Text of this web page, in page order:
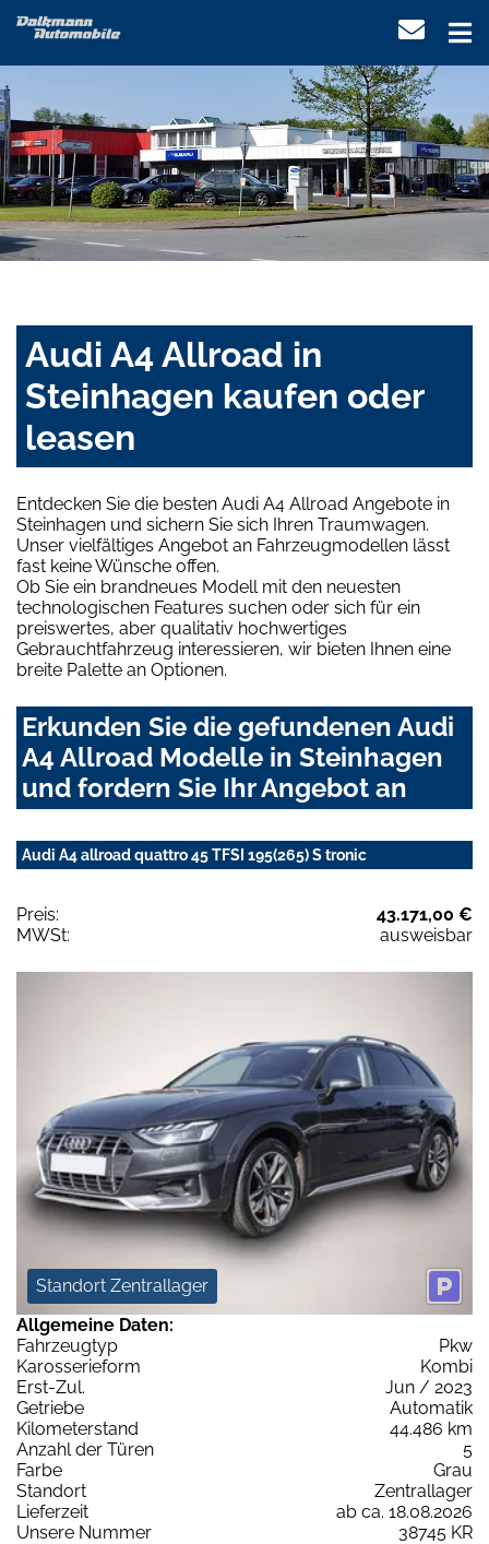
Audi A4 Allroad in
Steinhagen kaufen oder
leasen
Entdecken Sie die besten Audi A4 Allroad Angebote in
Steinhagen und sichern Sie sich Ihren Traumwagen.
Unser vielfältiges Angebot an Fahrzeugmodellen lässt
fast keine Wünsche offen.
Ob Sie ein brandneues Modell mit den neuesten
technologischen Features suchen oder sich für ein
preiswertes, aber qualitativ hochwertiges
Gebrauchtfahrzeug interessieren, wir bieten Ihnen eine
breite Palette an Optionen.
Erkunden Sie die gefundenen Audi
A4 Allroad Modelle in Steinhagen
und fordern Sie Ihr Angebot an
Audi A4 allroad quattro 45 TFSI 195(265) S tronic
Preis:
43.171,00 €
MWSt:
ausweisbar
Standort Zentrallager
Allgemeine Daten:
Fahrzeugtyp
Pkw
Karosserieform
Kombi
Erst-Zul.
Jun / 2023
Getriebe
Automatik
Kilometerstand
44.486 km
Anzahl der Türen
5
Farbe
Grau
Standort
Zentrallager
Lieferzeit
ab ca. 18.08.2026
Unsere Nummer
38745 KR